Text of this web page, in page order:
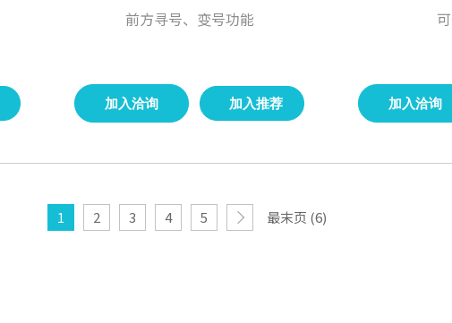
前方寻号、变号功能
加入洽询 加入推荐 加入洽询
1 2 3 4 5 最末页 (6)